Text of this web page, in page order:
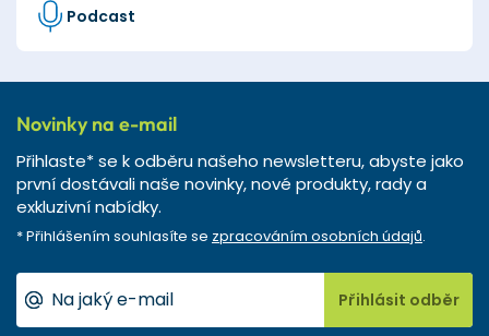
Podcast
Novinky na e-mail
Přihlaste* se k odběru našeho newsletteru, abyste jako
první dostávali naše novinky, nové produkty, rady a
exkluzivní nabídky.
* Přihlášením souhlasíte se zpracováním osobních údajů.
Přihlásit odběr